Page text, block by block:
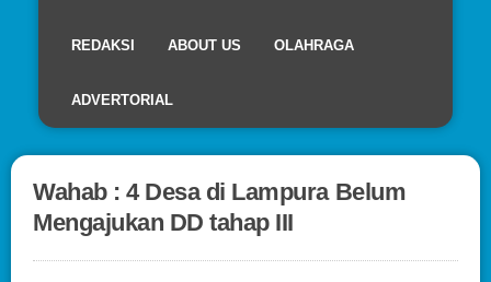
REDAKSI ABOUT US OLAHRAGA
ADVERTORIAL
Wahab : 4 Desa di Lampura Belum
Mengajukan DD tahap III